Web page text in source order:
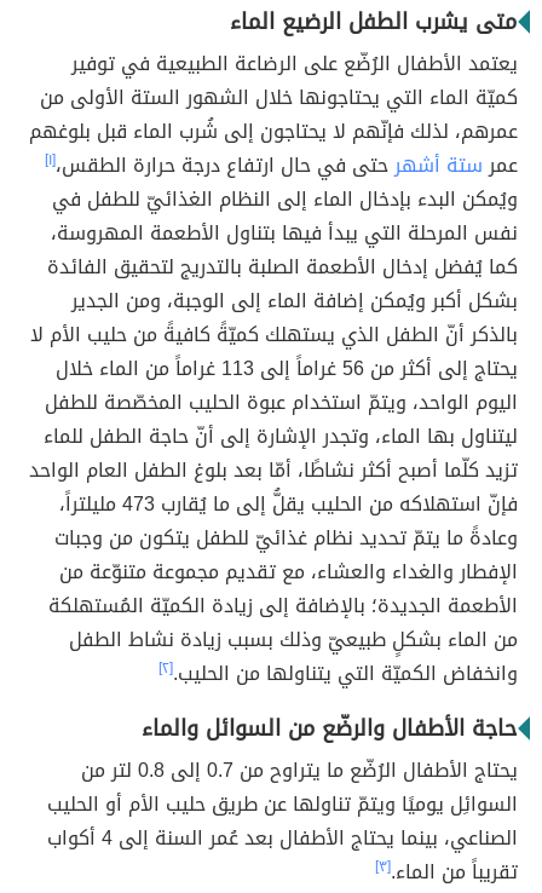
متى يشرب الطفل الرضيع الماء
يعتمد الأطفال الرُضّع على الرضاعة الطبيعية في توفير
كميّة الماء التي يحتاجونها خلال الشهور الستة الأولى من
عمرهم، لذلك فإنّهم لا يحتاجون إلى شُرب الماء قبل بلوغهم
عمرستة أشهرحتى في حال ارتفاع درجة حرارة الطقس،[١]
ويُمكن البدء بإدخال الماء إلى النظام الغذائيّ للطفل في
نفس المرحلة التي يبدأ فيها بتناول الأطعمة المهروسة،
كما يُفضل إدخال الأطعمة الصلبة بالتدريج لتحقيق الفائدة
بشكل أكبر ويُمكن إضافة الماء إلى الوجبة، ومن الجدير
بالذكر أنّ الطفل الذي يستهلك كميّةً كافيةً من حليب الأم لا
يحتاج إلى أكثر من 56 غراماً إلى 113 غراماً من الماء خلال
اليوم الواحد، ويتمّ استخدام عبوة الحليب المخصّصة للطفل
ليتناول بها الماء، وتجدر الإشارة إلى أنّ حاجة الطفل للماء
تزيد كلّما أصبح أكثر نشاطًا، أمّا بعد بلوغ الطفل العام الواحد
فإنّ استهلاكه من الحليب يقلُّ إلى ما يُقارب 473 مليلتراً،
وعادةً ما يتمّ تحديد نظام غذائيّ للطفل يتكون من وجبات
الإفطار والغداء والعشاء، مع تقديم مجموعة متنوّعة من
الأطعمة الجديدة؛ بالإضافة إلى زيادة الكميّة المُستهلكة
من الماء بشكلٍ طبيعيّ وذلك بسبب زيادة نشاط الطفل
وانخفاض الكميّة التي يتناولها من الحليب.[٢]
حاجة الأطفال والرضّع من السوائل والماء
يحتاج الأطفال الرُضّع ما يتراوح من 0.7 إلى 0.8 لتر من
السوائِل يوميًا ويتمّ تناولها عن طريق حليب الأم أو الحليب
الصناعي، بينما يحتاج الأطفال بعد عُمر السنة إلى 4 أكواب
تقريباً من الماء.[٣]